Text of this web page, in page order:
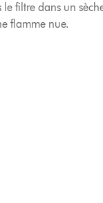
le filtre dans un
flamme nue.